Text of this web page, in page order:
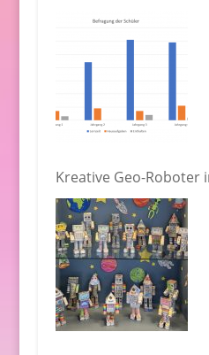
Kreative Geo-Roboter